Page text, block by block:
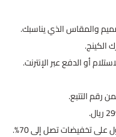
والمقاس الذي يناسبك.
الكينج.
أو الدفع عبر الإنترنت.
رقم التتبع.